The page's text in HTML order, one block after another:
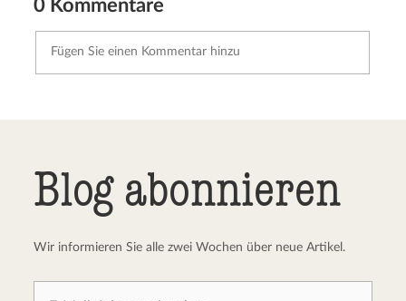
0 Kommentare
Blog abonnieren
Wir informieren Sie alle zwei Wochen über neue Artikel.